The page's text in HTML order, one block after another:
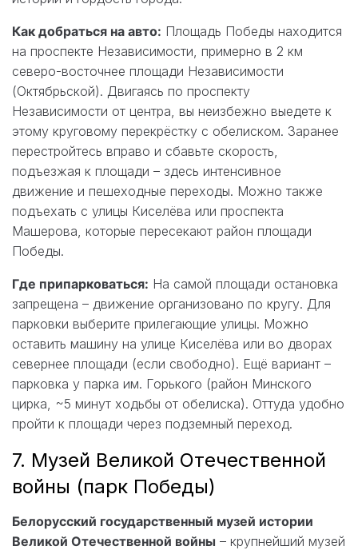
Как добраться на авто: Площадь Победы находится
на проспекте Независимости, примерно в 2 км
северо-восточнее площади Независимости
(Октябрьской). Двигаясь по проспекту
Независимости от центра, вы неизбежно выедете к
этому круговому перекрёстку с обелиском. Заранее
перестройтесь вправо и сбавьте скорость,
подъезжая к площади – здесь интенсивное
движение и пешеходные переходы. Можно также
подъехать с улицы Киселёва или проспекта
Машерова, которые пересекают район площади
Победы.
Где припарковаться: На самой площади остановка
запрещена – движение организовано по кругу. Для
парковки выберите прилегающие улицы. Можно
оставить машину на улице Киселёва или во дворах
севернее площади (если свободно). Ещё вариант –
парковка у парка им. Горького (район Минского
цирка, ~5 минут ходьбы от обелиска). Оттуда удобно
пройти к площади через подземный переход.
7. Музей Великой Отечественной
войны (парк Победы)
Белорусский государственный музей истории
Великой Отечественной войны – крупнейший музей